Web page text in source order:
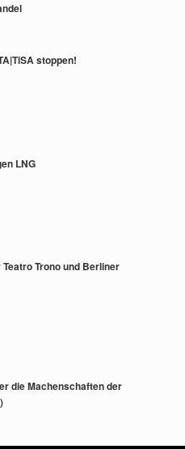
stoppen!
LNG
Trono und Berliner
die Machenschaften der